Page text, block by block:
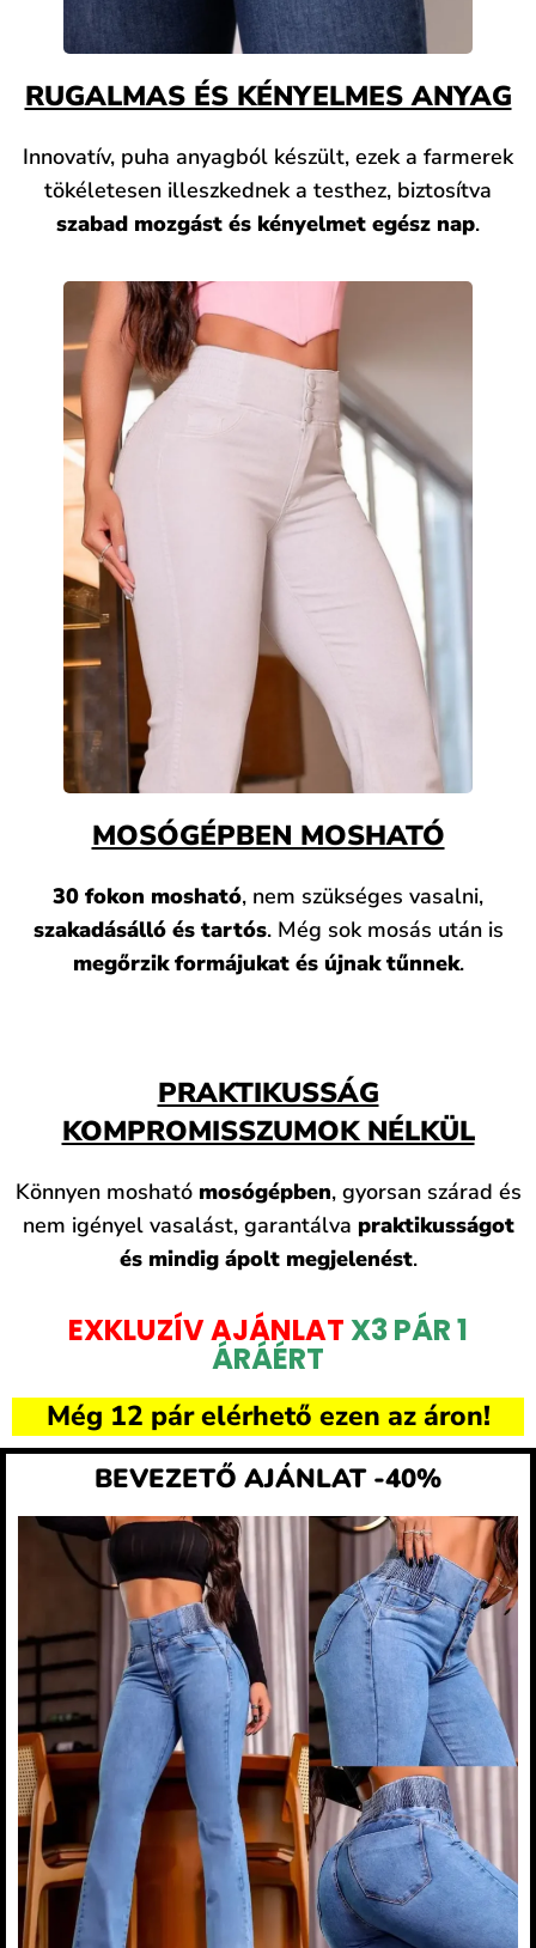
RUGALMAS ÉS KÉNYELMES ANYAG
Innovatív, puha anyagból készült, ezek a farmerek
tökéletesen illeszkednek a testhez, biztosítva
szabad mozgást és kényelmet egész nap.
MOSÓGÉPBEN MOSHATÓ
30 fokon mosható, nem szükséges vasalni,
szakadásálló és tartós. Még sok mosás után is
megőrzik formájukat és újnak tűnnek.
PRAKTIKUSSÁG
KOMPROMISSZUMOK NÉLKÜL
Könnyen mosható mosógépben, gyorsan szárad és
nem igényel vasalást, garantálva praktikusságot
és mindig ápolt megjelenést.
EXKLUZÍV AJÁNLATX3 PÁR 1
ÁRÁÉRT
Még 12 pár elérhető ezen az áron!
BEVEZETŐ AJÁNLAT -40%